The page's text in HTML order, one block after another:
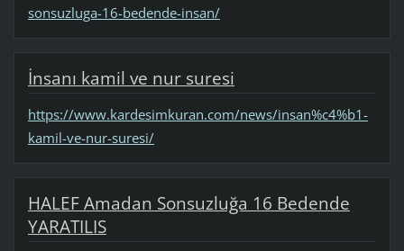
sonsuzluga-16-bedende-insan/
İnsanı kamil ve nur suresi
https://www.kardesimkuran.com/news/insan%c4%b1-
kamil-ve-nur-suresi/
HALEF Amadan Sonsuzluğa 16 Bedende
YARATILIS